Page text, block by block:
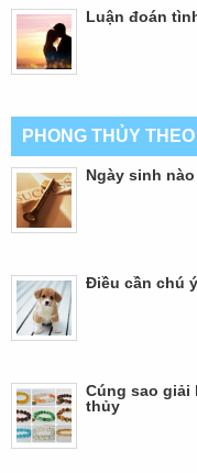
Luận đoán
PHONG THỦY THEO
Ngày sinh
Điều cần chú
Cúng sao giải
thủy